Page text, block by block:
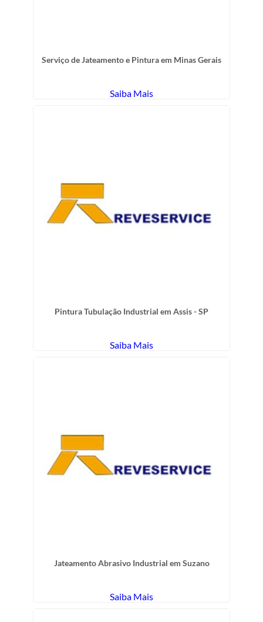
Serviço de Jateamento e Pintura em Minas Gerais
Saiba Mais
Pintura Tubulação Industrial em Assis - SP
Saiba Mais
Jateamento Abrasivo Industrial em Suzano
Saiba Mais